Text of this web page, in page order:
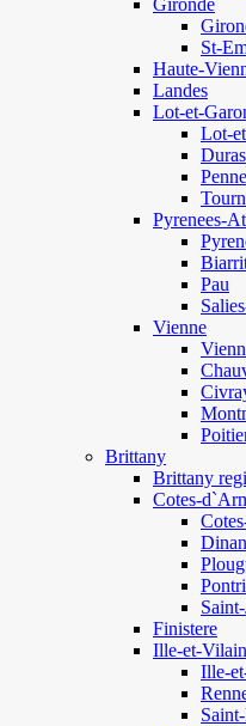
Gironde
St-
Haute-
Landes
Lot-et-
Lot-
Duras
Pyrenees-
Pau
Vienne
Brittany
Brittany
Cotes-
Dinan
Finistere
Ille-et-
Ille-